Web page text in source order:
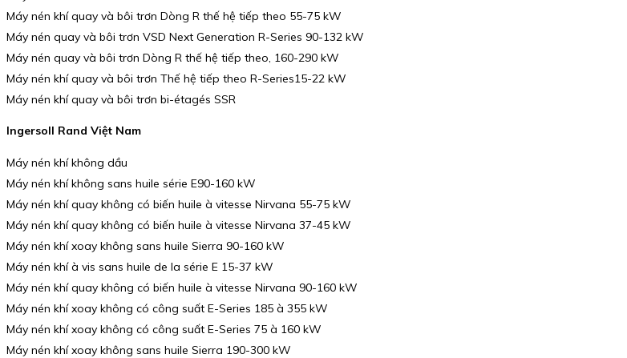
Máy nén khí quay và bôi trơn Dòng R thế hệ tiếp theo 55-75 kW
Máy nén quay và bôi trơn VSD Next Generation R-Series 90-132 kW
Máy nén quay và bôi trơn Dòng R thế hệ tiếp theo, 160-290 kW
Máy nén khí quay và bôi trơn Thế hệ tiếp theo R-Series15-22 kW
Máy nén khí quay và bôi trơn bi-étagés SSR
Ingersoll Rand Việt Nam
Máy nén khí không dầu
Máy nén khí không sans huile série E90-160 kW
Máy nén khí quay không có biến huile à vitesse Nirvana 55-75 kW
Máy nén khí quay không có biến huile à vitesse Nirvana 37-45 kW
Máy nén khí xoay không sans huile Sierra 90-160 kW
Máy nén khí à vis sans huile de la série E 15-37 kW
Máy nén khí quay không có biến huile à vitesse Nirvana 90-160 kW
Máy nén khí xoay không có công suất E-Series 185 à 355 kW
Máy nén khí xoay không có công suất E-Series 75 à 160 kW
Máy nén khí xoay không sans huile Sierra 190-300 kW